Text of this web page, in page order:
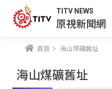
TITV NEWS
原視新聞網
首頁 海山煤礦舊址
海山煤礦舊址